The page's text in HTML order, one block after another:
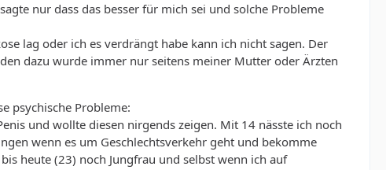
nur dass das besser für mich sei und solche Probleme
lag oder ich es verdrängt habe kann ich nicht sagen. Der
dazu wurde immer nur seitens meiner Mutter oder Ärzten
psychische Probleme:
und wollte diesen nirgends zeigen. Mit 14 nässte ich noch
wenn es um Geschlechtsverkehr geht und bekomme
heute (23) noch Jungfrau und selbst wenn ich auf